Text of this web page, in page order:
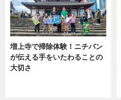
増上寺で掃除体験！ニチバン
が伝える手をいたわることの
大切さ